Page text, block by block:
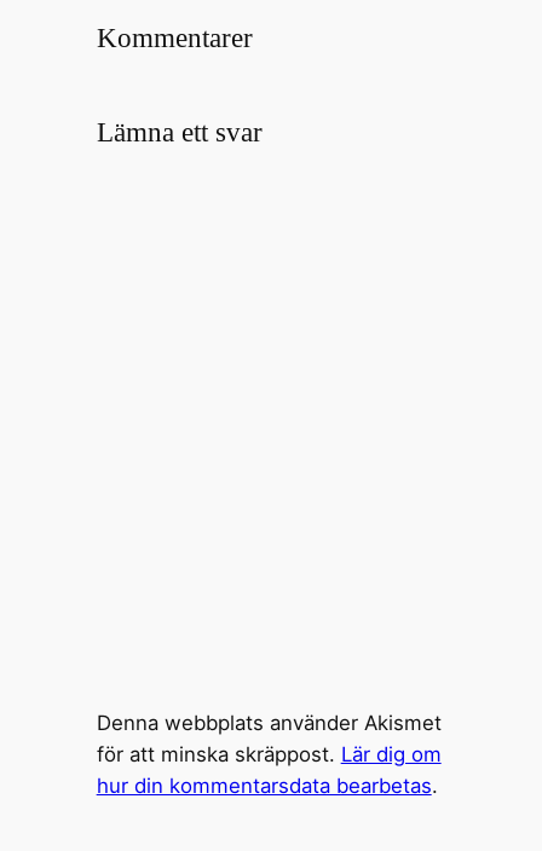
Kommentarer
Lämna ett svar
Denna webbplats använder Akismet
för att minska skräppost. Lär dig om
hur din kommentarsdata bearbetas.